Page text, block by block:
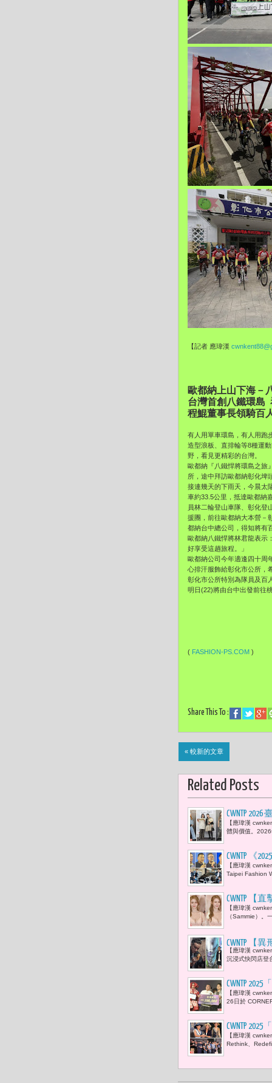
【記者 應瑋漢
歐都納上山下海－
台灣首創八鐵環島
程鯤董事長領騎百
有人用單車環島，有人用跑
造型浪板、直排輪等8種運
野，看見更精彩的台灣。
歐都納『八鐵悍將環島之旅
所，途中拜訪歐都納彰化埤
接連幾天的下雨天，今晨太
車約33.5公里，抵達歐都納
員林二輪登山車隊、彰化登
援團，前往歐都納大本營－
都納台中總公司，得知將有
歐都納八鐵悍將林君龍表示
好享受這趟旅程。」
歐都納公司今年適逢四十周
心排汗服飾給彰化市公所，
彰化市公所特別為隊員及百
明日(22)將由台中出發前往
( FASHION-PS.COM )
Share This To :
« 較新的文章
Related Posts
CWNTP
新聞主播
【應瑋漢
體與價值。
CWNTP 《
局局長蔡
載情感深
【應瑋漢
Taipei Fashion
​CWNTP 【
看呆！
【應瑋漢
（Sammie）。
CWNTP 【
直是《異
【應瑋漢
沉浸式快閃店登
CWNTP
之作〈擬
【應瑋漢
26日於
CWNTP
我再次體
【應瑋漢
Rethink、